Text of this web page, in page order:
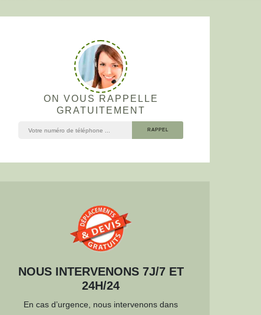
ON VOUS RAPPELLE
GRATUITEMENT
NOUS INTERVENONS 7J/7 ET
24H/24
En cas d’urgence, nous intervenons dans